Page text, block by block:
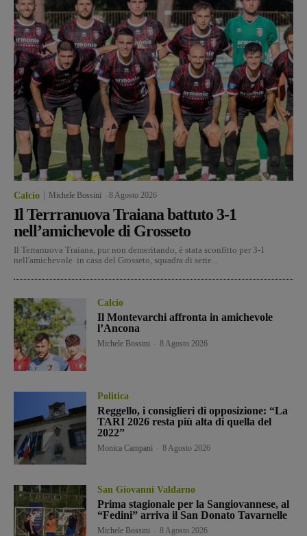
Calcio Michele Bossini 8 Agosto 2026
Il Terrranuova Traiana battuto 3-1
nell’amichevole di Grosseto
Il Terranuova Traiana, pur non demeritando, è stata sconfitto per 3-1
nell'amichevole in casa del Grosseto, squadra di serie...
Calcio
Il Montevarchi affronta in amichevole
l’Ancona
Michele Bossini 8 Agosto 2026
Politica
Reggello, i consiglieri di opposizione: “La
TARI 2026 resta più alta di quella del
2022”
Monica Campani 8 Agosto 2026
San Giovanni Valdarno
Prima stagionale per la Sangiovannese, al
“Fedini” arriva il San Donato Tavarnelle
Michele Bossini 8 Agosto 2026